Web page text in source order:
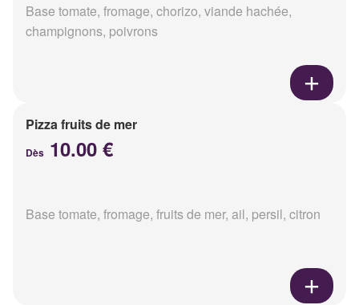
Base tomate, fromage, chorizo, viande hachée,
champignons, poivrons
Pizza fruits de mer
Dès 10.00 €
Base tomate, fromage, fruits de mer, ail, persil, citron